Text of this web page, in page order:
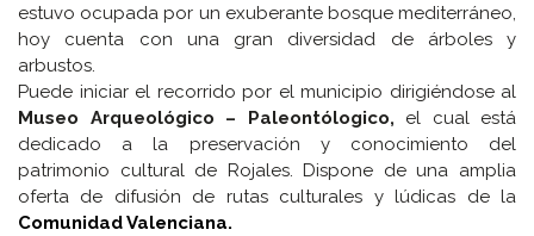
estuvo ocupada por un exuberante bosque mediterráneo,
hoy cuenta con una gran diversidad de árboles y
arbustos.
Puede iniciar el recorrido por el municipio dirigiéndose al
Museo Arqueológico – Paleontólogico, el cual está
dedicado a la preservación y conocimiento del
patrimonio cultural de Rojales. Dispone de una amplia
oferta de difusión de rutas culturales y lúdicas de la
Comunidad Valenciana.